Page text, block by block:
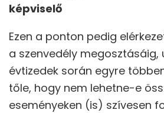
képviselő
Ezen a ponton pedig
a szenvedély megosztásáig,
évtizedek során egyre
tőle, hogy nem lehetne-e
eseményeken (is) szívesen